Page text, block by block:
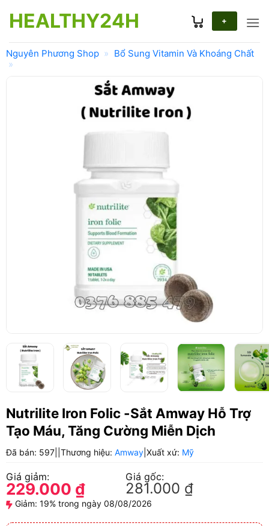
qua
dung
HEALTHY24H +
Nguyên Phương Shop » Bổ Sung Vitamin Và Khoáng Chất
»
Nutrilite Iron Folic -Sắt Amway Hỗ Trợ
Tạo Máu, Tăng Cường Miễn Dịch
Đã bán: 597| Thương hiệu: Amway| Xuất xứ: Mỹ
Giá giảm:
229.000 ₫
Giá gốc:
281.000 ₫
Giảm: 19% trong ngày 08/08/2026